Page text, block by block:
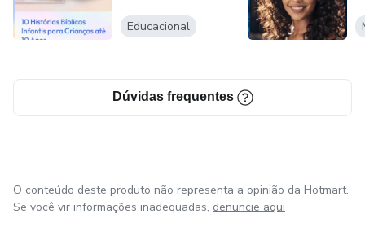
Educacional
Dúvidas frequentes
O conteúdo deste produto não representa a opinião da Hotmart.
Se você vir informações inadequadas, denuncie aqui